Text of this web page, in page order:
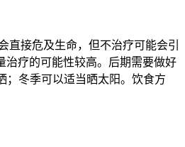
接危及生命，但不治疗可能会引
治疗的可能性较高。后期需要做好
；冬季可以适当晒太阳。饮食方